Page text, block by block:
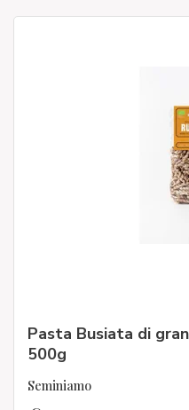
Pasta Busiata di
500g
Seminiamo